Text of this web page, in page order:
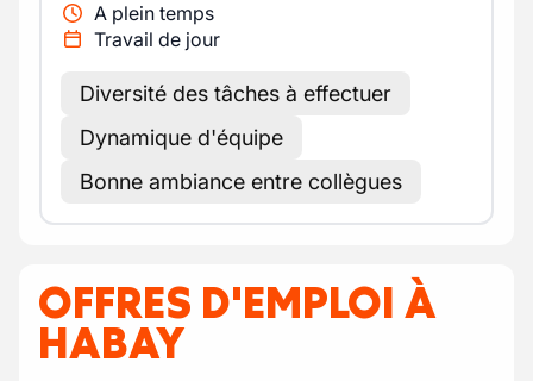
A plein temps
Travail de jour
Diversité des tâches à effectuer
Dynamique d'équipe
Bonne ambiance entre collègues
OFFRES D'EMPLOI À
HABAY